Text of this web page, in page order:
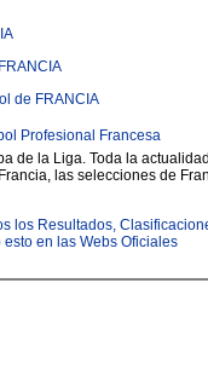
de FRANCIA
Profesional Francesa
de la Liga. Toda la
las selecciones de
los Resultados,
en las Webs Oficiales